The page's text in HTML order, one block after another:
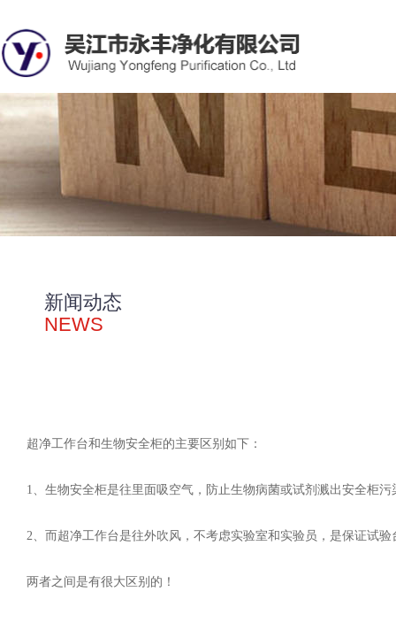
新闻动态
NEWS
超净工作台和生物安全柜的主要区别如下：
1、生物安全柜是往里面吸空气，防止生物病菌或试剂溅出安全柜
2、而超净工作台是往外吹风，不考虑实验室和实验员，是保证试
两者之间是有很大区别的！